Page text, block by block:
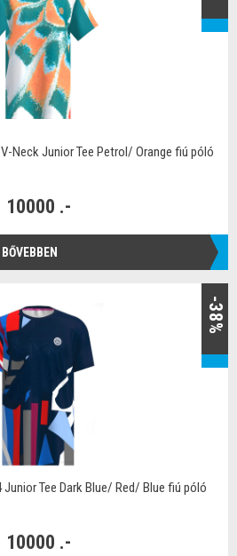
Neck Junior Tee Petrol/ Orange fiú póló
10000 .-
BŐVEBBEN
-38%
Junior Tee Dark Blue/ Red/ Blue fiú póló
10000 .-